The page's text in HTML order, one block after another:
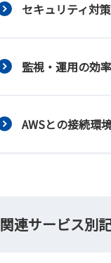
セキュリティ対策
監視・運用の効
AWSとの接続環
関連サービス別